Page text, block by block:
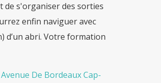
de s'organiser des sorties
enfin naviguer avec
d’un abri. Votre formation
Avenue De Bordeaux Cap-